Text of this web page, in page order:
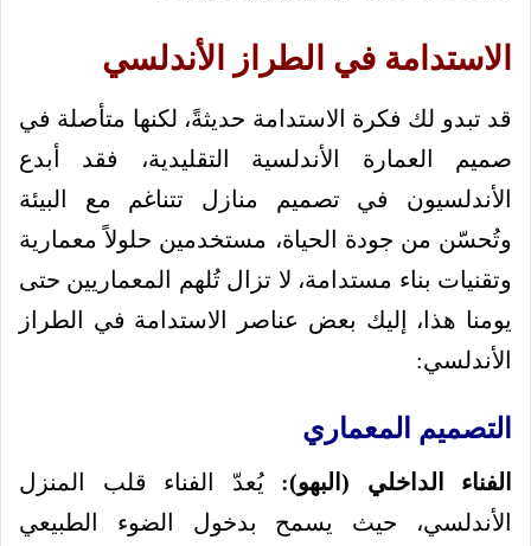
الاستدامة في الطراز الأندلسي
قد تبدو لك فكرة الاستدامة حديثةً، لكنها متأصلة في
صميم العمارة الأندلسية التقليدية، فقد أبدع
الأندلسيون في تصميم منازل تتناغم مع البيئة
وتُحسّن من جودة الحياة، مستخدمين حلولاً معمارية
وتقنيات بناء مستدامة، لا تزال تُلهم المعماريين حتى
يومنا هذا، إليك بعض عناصر الاستدامة في الطراز
الأندلسي:
التصميم المعماري
الفناء الداخلي (البهو): يُعدّ الفناء قلب المنزل
الأندلسي، حيث يسمح بدخول الضوء الطبيعي